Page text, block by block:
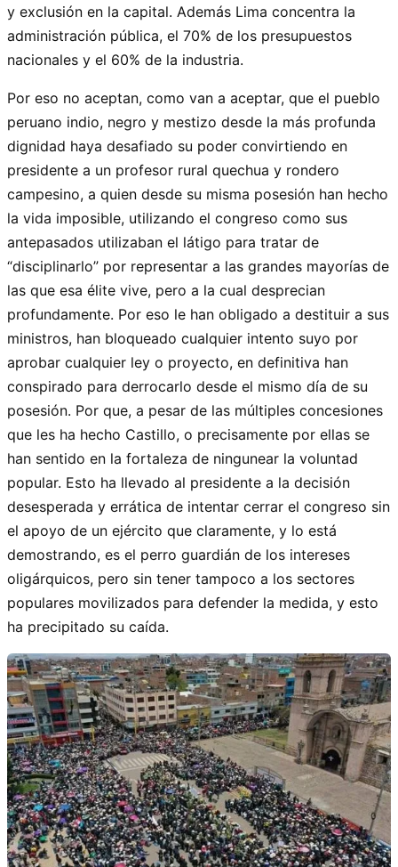
y exclusión en la capital. Además Lima concentra la
administración pública, el 70% de los presupuestos
nacionales y el 60% de la industria.
Por eso no aceptan, como van a aceptar, que el pueblo
peruano indio, negro y mestizo desde la más profunda
dignidad haya desafiado su poder convirtiendo en
presidente a un profesor rural quechua y rondero
campesino, a quien desde su misma posesión han hecho
la vida imposible, utilizando el congreso como sus
antepasados utilizaban el látigo para tratar de
“disciplinarlo” por representar a las grandes mayorías de
las que esa élite vive, pero a la cual desprecian
profundamente. Por eso le han obligado a destituir a sus
ministros, han bloqueado cualquier intento suyo por
aprobar cualquier ley o proyecto, en definitiva han
conspirado para derrocarlo desde el mismo día de su
posesión. Por que, a pesar de las múltiples concesiones
que les ha hecho Castillo, o precisamente por ellas se
han sentido en la fortaleza de ningunear la voluntad
popular. Esto ha llevado al presidente a la decisión
desesperada y errática de intentar cerrar el congreso sin
el apoyo de un ejército que claramente, y lo está
demostrando, es el perro guardián de los intereses
oligárquicos, pero sin tener tampoco a los sectores
populares movilizados para defender la medida, y esto
ha precipitado su caída.